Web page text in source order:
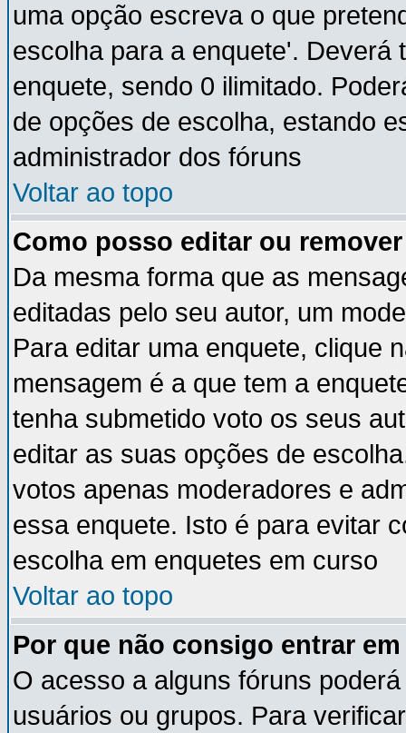
uma opção escreva o que
escolha para a enquete'. Deverá
enquete, sendo 0 ilimitado.
de opções de escolha, estando
administrador dos fóruns
Voltar ao topo
Como posso editar ou
Da mesma forma que as
editadas pelo seu autor, um
Para editar uma enquete, clique
mensagem é a que tem a
tenha submetido voto os seus
editar as suas opções de
votos apenas moderadores e
essa enquete. Isto é para evitar
escolha em enquetes em curso
Voltar ao topo
Por que não consigo entrar
O acesso a alguns fóruns
usuários ou grupos. Para